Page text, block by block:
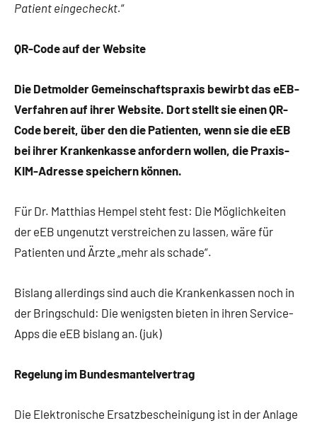
Patient eingecheckt.“
QR-Code auf der Website
Die Detmolder Gemeinschaftspraxis bewirbt das eEB-
Verfahren auf ihrer Website. Dort stellt sie einen QR-
Code bereit, über den die Patienten, wenn sie die eEB
bei ihrer Krankenkasse anfordern wollen, die Praxis-
KIM-Adresse speichern können.
Für Dr. Matthias Hempel steht fest: Die Möglichkeiten
der eEB ungenutzt verstreichen zu lassen, wäre für
Patienten und Ärzte „mehr als schade“.
Bislang allerdings sind auch die Krankenkassen noch in
der Bringschuld: Die wenigsten bieten in ihren Service-
Apps die eEB bislang an. (juk)
Regelung im Bundesmantelvertrag
Die Elektronische Ersatzbescheinigung ist in der Anlage